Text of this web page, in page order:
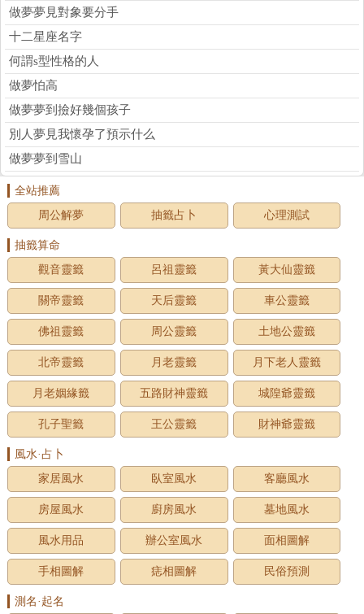
做夢夢見對象要分手
十二星座名字
何謂s型性格的人
做夢怕高
做夢夢到撿好幾個孩子
別人夢見我懷孕了預示什么
做夢夢到雪山
全站推薦
周公解夢
抽籤占卜 心理測試
抽籤算命
觀音靈籤
呂祖靈籤 黃大仙靈籤
關帝靈籤 天后靈籤 車公靈籤
佛祖靈籤 周公靈籤 土地公靈籤
北帝靈籤 月老靈籤 月下老人靈籤
月老姻緣籤 五路財神靈籤 城隍爺靈籤
孔子聖籤 王公靈籤 財神爺靈籤
風水·占卜
家居風水
臥室風水 客廳風水
房屋風水 廚房風水 墓地風水
風水用品 辦公室風水 面相圖解
手相圖解 痣相圖解 民俗預測
測名·起名